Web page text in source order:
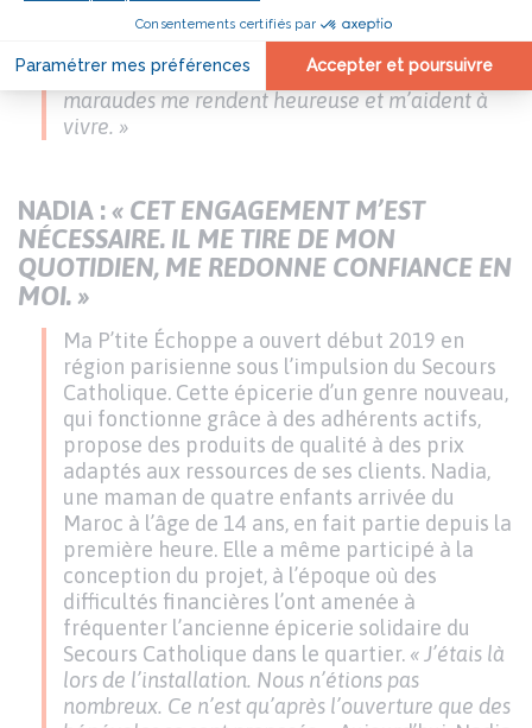
renseignements, une adresse pour des soins, un
vestiaire. Et une écoute. Ce sont des gens
fidèles, avec qui j’ai tissé des histoires. Ces
maraudes me rendent heureuse et m’aident à
vivre. »
NADIA :« CET ENGAGEMENT M’EST
NÉCESSAIRE. IL ME TIRE DE MON
QUOTIDIEN, ME REDONNE CONFIANCE EN
MOI. »
Ma P’tite Échoppe a ouvert début 2019 en
région parisienne sous l’impulsion du Secours
Catholique. Cette épicerie d’un genre nouveau,
qui fonctionne grâce à des adhérents actifs,
propose des produits de qualité à des prix
adaptés aux ressources de ses clients. Nadia,
une maman de quatre enfants arrivée du
Maroc à l’âge de 14 ans, en fait partie depuis la
première heure. Elle a même participé à la
conception du projet, à l’époque où des
difficultés financières l’ont amenée à
fréquenter l’ancienne épicerie solidaire du
Secours Catholique dans le quartier. « J’étais là
lors de l’installation. Nous n’étions pas
nombreux. Ce n’est qu’après l’ouverture que des